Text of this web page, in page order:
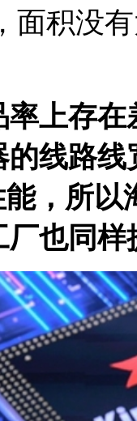
面积没
率上存
线路
，所
也同样